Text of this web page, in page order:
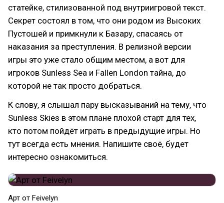
статейке, стилизованной под внутриигровой текст.
Секрет состоял в том, что они родом из Высоких
Пустошей и примкнули к Базару, спасаясь от
наказания за преступления. В релизной версии
игры это уже стало общим местом, а вот для
игроков Sunless Sea и Fallen London тайна, до
которой не так просто добраться.
К слову, я слышал пару высказываний на тему, что
Sunless Skies в этом плане плохой старт для тех,
кто потом пойдёт играть в предыдущие игры. Но
тут всегда есть мнения. Напишите своё, будет
интересно ознакомиться.
Арт от Feivelyn